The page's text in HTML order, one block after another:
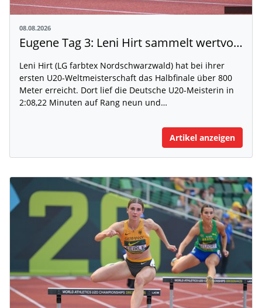
08.08.2026
Eugene Tag 3: Leni Hirt sammelt wertvolle WM-Erfahrung
Leni Hirt (LG farbtex Nordschwarzwald) hat bei ihrer
ersten U20-Weltmeisterschaft das Halbfinale über 800
Meter erreicht. Dort lief die Deutsche U20-Meisterin in
2:08,22 Minuten auf Rang neun und…
Artikel anzeigen